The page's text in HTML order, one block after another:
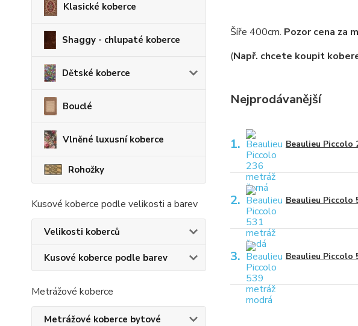
Klasické koberce
Shaggy - chlupaté koberce
Dětské koberce
Bouclé
Vlněné luxusní koberce
Rohožky
Kusové koberce podle velikosti a barev
Velikosti koberců
Kusové koberce podle barev
Metrážové koberce
Metrážové koberce bytové
Šíře 400cm. Pozor cena za
(Např. chcete koupit
Nejprodávanější
1. Beaulieu Piccolo
2. Beaulieu Piccolo
3. Beaulieu Piccolo